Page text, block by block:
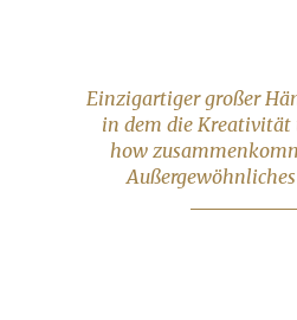
Einzigartiger großer
in dem die Kreativität
how